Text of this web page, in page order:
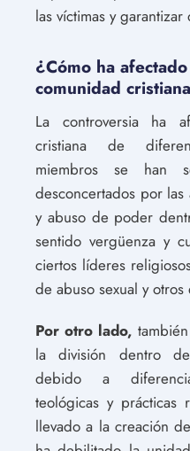
las víctimas y
¿Cómo ha
comunidad
La controversia ha
cristiana de
miembros se han
desconcertados por
y abuso de poder
sentido vergüenza y
ciertos líderes
de abuso sexual y otros
Por otro lado,
la división dentro
debido a
teológicas y prácticas
llevado a la creación